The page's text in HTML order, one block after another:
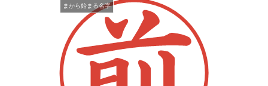
まから始まる名字